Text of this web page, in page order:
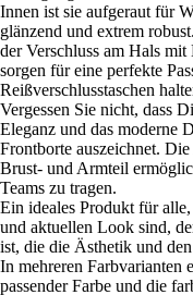
Innen ist sie aufgeraut für
glänzend und extrem
der Verschluss am Hals
sorgen für eine perfekte
Reißverschlusstaschen
Vergessen Sie nicht, dass
Eleganz und das moderne
Frontborte auszeichnet.
Brust- und Armteil
Teams zu tragen.
Ein ideales Produkt für
und aktuellen Look sind,
ist, die die Ästhetik und
In mehreren Farbvarianten
passender Farbe und die